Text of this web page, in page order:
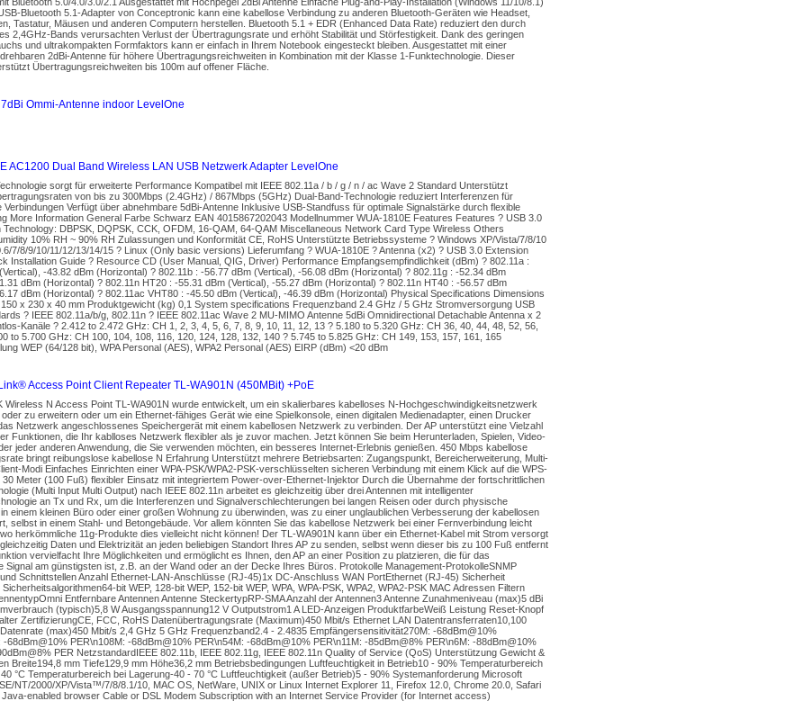
Bluetooth 5.1-Adapter von Conceptronic kann eine kabellose Verbindung zu anderen Bluetooth-Geräten wie Headset,
Tastatur, Mäusen und anderen Computern herstellen. Bluetooth 5.1 + EDR (Enhanced Data Rate) reduziert den durch
2,4GHz-Bands verursachten Verlust der Übertragungsrate und erhöht Stabilität und Störfestigkeit. Dank des geringen
und ultrakompakten Formfaktors kann er einfach in Ihrem Notebook eingesteckt bleiben. Ausgestattet mit einer
2dBi-Antenne für höhere Übertragungsreichweiten in Kombination mit der Klasse 1-Funktechnologie. Dieser
Übertragungsreichweiten bis 100m auf offener Fläche.
Ommi-Antenne indoor LevelOne
AC1200 Dual Band Wireless LAN USB Netzwerk Adapter LevelOne
sorgt für erweiterte Performance Kompatibel mit IEEE 802.11a / b / g / n / ac Wave 2 Standard Unterstützt
von bis zu 300Mbps (2.4GHz) / 867Mbps (5GHz) Dual-Band-Technologie reduziert Interferenzen für
Verbindungen Verfügt über abnehmbare 5dBi-Antenne Inklusive USB-Standfuss für optimale Signalstärke durch flexible
More Information General Farbe Schwarz EAN 4015867202043 Modellnummer WUA-1810E Features Features ? USB 3.0
Technology: DBPSK, DQPSK, CCK, OFDM, 16-QAM, 64-QAM Miscellaneous Network Card Type Wireless Others
10% RH ~ 90% RH Zulassungen und Konformität CE, RoHS Unterstützte Betriebssysteme ? Windows XP/Vista/7/8/10
7/8/9/10/11/12/13/14/15 ? Linux (Only basic versions) Lieferumfang ? WUA-1810E ? Antenna (x2) ? USB 3.0 Extension
Installation Guide ? Resource CD (User Manual, QIG, Driver) Performance Empfangsempfindlichkeit (dBm) ? 802.11a :
-43.82 dBm (Horizontal) ? 802.11b : -56.77 dBm (Vertical), -56.08 dBm (Horizontal) ? 802.11g : -52.34 dBm
dBm (Horizontal) ? 802.11n HT20 : -55.31 dBm (Vertical), -55.27 dBm (Horizontal) ? 802.11n HT40 : -56.57 dBm
dBm (Horizontal) ? 802.11ac VHT80 : -45.50 dBm (Vertical), -46.39 dBm (Horizontal) Physical Specifications Dimensions
x 230 x 40 mm Produktgewicht (kg) 0,1 System specifications Frequenzband 2.4 GHz / 5 GHz Stromversorgung USB
? IEEE 802.11a/b/g, 802.11n ? IEEE 802.11ac Wave 2 MU-MIMO Antenne 5dBi Omnidirectional Detachable Antenna x 2
Kanäle ? 2.412 to 2.472 GHz: CH 1, 2, 3, 4, 5, 6, 7, 8, 9, 10, 11, 12, 13 ? 5.180 to 5.320 GHz: CH 36, 40, 44, 48, 52, 56,
to 5.700 GHz: CH 100, 104, 108, 116, 120, 124, 128, 132, 140 ? 5.745 to 5.825 GHz: CH 149, 153, 157, 161, 165
WEP (64/128 bit), WPA Personal (AES), WPA2 Personal (AES) EIRP (dBm) <20 dBm
Access Point Client Repeater TL-WA901N (450MBit) +PoE
Wireless N Access Point TL-WA901N wurde entwickelt, um ein skalierbares kabelloses N-Hochgeschwindigkeitsnetzwerk
zu erweitern oder um ein Ethernet-fähiges Gerät wie eine Spielkonsole, einen digitalen Medienadapter, einen Drucker
Netzwerk angeschlossenes Speichergerät mit einem kabellosen Netzwerk zu verbinden. Der AP unterstützt eine Vielzahl
Funktionen, die Ihr kablloses Netzwerk flexibler als je zuvor machen. Jetzt können Sie beim Herunterladen, Spielen, Video-
jeder anderen Anwendung, die Sie verwenden möchten, ein besseres Internet-Erlebnis genießen. 450 Mbps kabellose
bringt reibungslose kabellose N Erfahrung Unterstützt mehrere Betriebsarten: Zugangspunkt, Bereicherweiterung, Multi-
Modi Einfaches Einrichten einer WPA-PSK/WPA2-PSK-verschlüsselten sicheren Verbindung mit einem Klick auf die WPS-
30 Meter (100 Fuß) flexibler Einsatz mit integriertem Power-over-Ethernet-Injektor Durch die Übernahme der fortschrittlichen
(Multi Input Multi Output) nach IEEE 802.11n arbeitet es gleichzeitig über drei Antennen mit intelligenter
an Tx und Rx, um die Interferenzen und Signalverschlechterungen bei langen Reisen oder durch physische
einem kleinen Büro oder einer großen Wohnung zu überwinden, was zu einer unglaublichen Verbesserung der kabellosen
selbst in einem Stahl- und Betongebäude. Vor allem könnten Sie das kabellose Netzwerk bei einer Fernverbindung leicht
herkömmliche 11g-Produkte dies vielleicht nicht können! Der TL-WA901N kann über ein Ethernet-Kabel mit Strom versorgt
Daten und Elektrizität an jeden beliebigen Standort Ihres AP zu senden, selbst wenn dieser bis zu 100 Fuß entfernt
vervielfacht Ihre Möglichkeiten und ermöglicht es Ihnen, den AP an einer Position zu platzieren, die für das
Signal am günstigsten ist, z.B. an der Wand oder an der Decke Ihres Büros. Protokolle Management-ProtokolleSNMP
Schnittstellen Anzahl Ethernet-LAN-Anschlüsse (RJ-45)1x DC-Anschluss WAN PortEthernet (RJ-45) Sicherheit
bit WEP, 128-bit WEP, 152-bit WEP, WPA, WPA-PSK, WPA2, WPA2-PSK MAC Adressen Filtern
Entfernbare Antennen Antenne SteckertypRP-SMA Anzahl der Antennen3 Antenne Zunahmeniveau (max)5 dBi
(typisch)5,8 W Ausgangsspannung12 V Outputstrom1 A LED-Anzeigen ProduktfarbeWeiß Leistung Reset-Knopf
ZertifizierungCE, FCC, RoHS Datenübertragungsrate (Maximum)450 Mbit/s Ethernet LAN Datentransferraten10,100
(max)450 Mbit/s 2,4 GHz 5 GHz Frequenzband2.4 - 2.4835 Empfängersensitivität270M: -68dBm@10%
-68dBm@10% PER\n108M: -68dBm@10% PER\n54M: -68dBm@10% PER\n11M: -85dBm@8% PER\n6M: -88dBm@10%
PER NetzstandardIEEE 802.11b, IEEE 802.11g, IEEE 802.11n Quality of Service (QoS) Unterstützung Gewicht &
Breite194,8 mm Tiefe129,9 mm Höhe36,2 mm Betriebsbedingungen Luftfeuchtigkeit in Betrieb10 - 90% Temperaturbereich
°C Temperaturbereich bei Lagerung-40 - 70 °C Luftfeuchtigkeit (außer Betrieb)5 - 90% Systemanforderung Microsoft
NT/2000/XP/Vista™/7/8/8.1/10, MAC OS, NetWare, UNIX or Linux Internet Explorer 11, Firefox 12.0, Chrome 20.0, Safari
enabled browser Cable or DSL Modem Subscription with an Internet Service Provider (for Internet access)